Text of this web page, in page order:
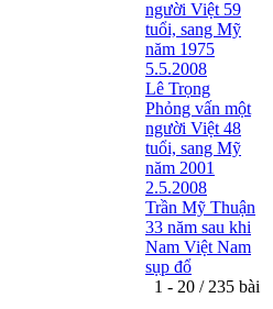
người Việt 59
tuổi, sang Mỹ
năm 1975
5.5.2008
Lê Trọng
Phỏng vấn một
người Việt 48
tuổi, sang Mỹ
năm 2001
2.5.2008
Trần Mỹ Thuận
33 năm sau khi
Nam Việt Nam
sụp đổ
1 - 20 / 235 bài